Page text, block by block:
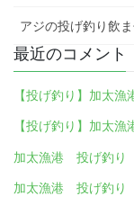
アジの投げ釣り飲
最近のコメント
【投げ釣り】加太漁
【投げ釣り】加太漁
加太漁港 投げ釣り
加太漁港 投げ釣り